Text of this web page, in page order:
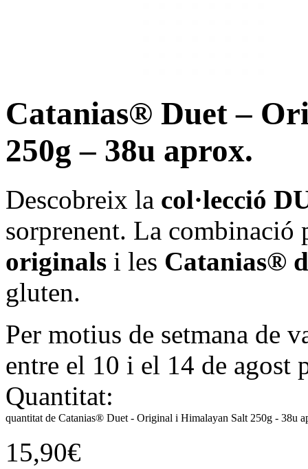
Catanias® Duet –
250g – 38u aprox.
Descobreix la col·lecció
sorprenent. La combinació
originals i les Catanias®
gluten.
Per motius de setmana de
entre el 10 i el 14 de agost
Quantitat:
quantitat de Catanias® Duet - Original i Himalayan Salt 250g - 38u
15,90€